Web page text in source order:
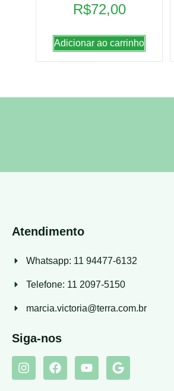
R$72,00
Adicionar ao carrinho
Atendimento
Whatsapp: 11 94477-6132
Telefone: 11 2097-5150
marcia.victoria@terra.com.br
Siga-nos